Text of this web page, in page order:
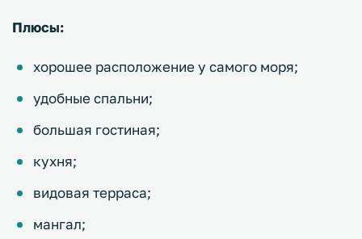
Плюсы:
хорошее расположение у самого моря;
удобные спальни;
большая гостиная;
кухня;
видовая терраса;
мангал;